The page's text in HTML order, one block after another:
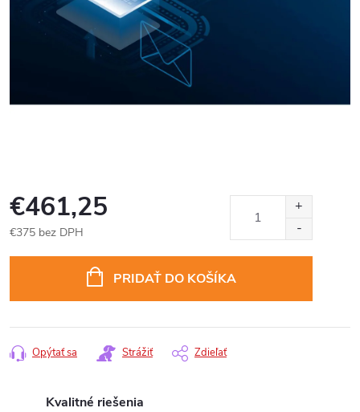
€461,25
€375 bez DPH
PRIDAŤ DO KOŠÍKA
Opýtať sa Strážiť Zdieľať
Kvalitné riešenia